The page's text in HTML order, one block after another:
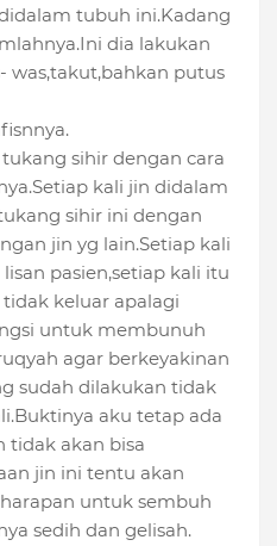
tubuh ini.Kadang
dia lakukan
was,takut,bahkan putus
sihir dengan cara
kali jin didalam
sihir ini dengan
jin yg lain.Setiap kali
pasien,setiap kali itu
keluar apalagi
untuk membunuh
agar berkeyakinan
sudah dilakukan tidak
aku tetap ada
tidak akan bisa
jin ini tentu akan
untuk sembuh
sedih dan gelisah.